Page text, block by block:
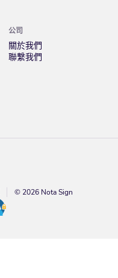
公司
關於我們
聯繫我們
© 2026 Nota Sign